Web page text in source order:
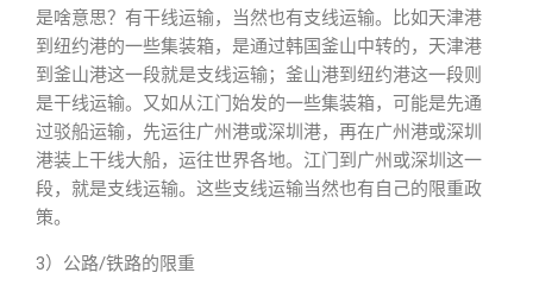
是啥意思？有干线运输，当然也有支线运输。比如天津港
到纽约港的一些集装箱，是通过韩国釜山中转的，天津港
到釜山港这一段就是支线运输；釜山港到纽约港这一段则
是干线运输。又如从江门始发的一些集装箱，可能是先通
过驳船运输，先运往广州港或深圳港，再在广州港或深圳
港装上干线大船，运往世界各地。江门到广州或深圳这一
段，就是支线运输。这些支线运输当然也有自己的限重政
策。
3）公路/铁路的限重